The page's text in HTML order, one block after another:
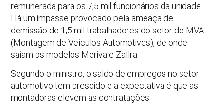
remunerada para os 7,5 mil funcionários da unidade.
Há um impasse provocado pela ameaça de
demissão de 1,5 mil trabalhadores do setor de MVA
(Montagem de Veículos Automotivos), de onde
saíam os modelos Meriva e Zafira.
Segundo o ministro, o saldo de empregos no setor
automotivo tem crescido e a expectativa é que as
montadoras elevem as contratações.